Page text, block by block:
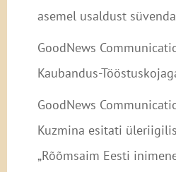
asemel usaldust
GoodNews
Kaubandus-
GoodNews
Kuzmina esitati
„Rõõmsaim Eesti